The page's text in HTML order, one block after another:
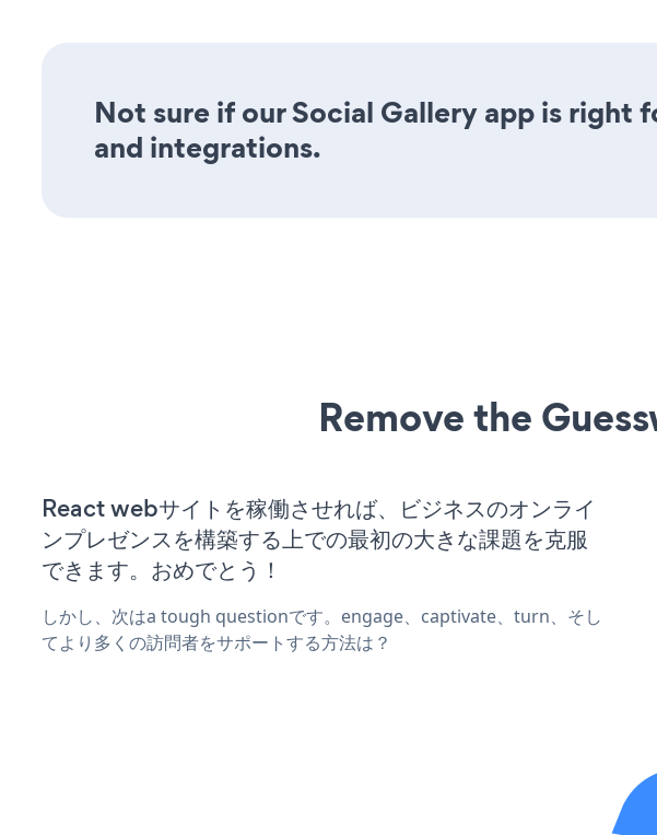
Not sure if our Social Gallery app is right
and integrations.
Remove the
React webサイトを稼働させれば、ビジネスのオンライ
ンプレゼンスを構築する上での最初の大きな課題を克服
できます。おめでとう！
しかし、次はa tough questionです。engage、captivate、turn、そし
てより多くの訪問者をサポートする方法は？